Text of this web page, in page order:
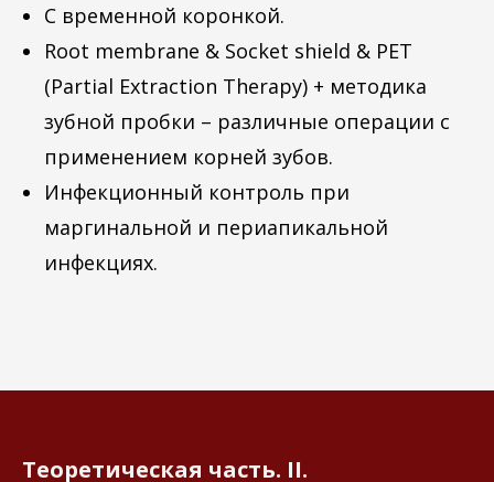
С временной коронкой.
Root membrane & Socket shield & PET
(Partial Extraction Therapy) + методика
зубной пробки – различные операции с
применением корней зубов.
Инфекционный контроль при
маргинальной и периапикальной
инфекциях.
Теоретическая часть. II.